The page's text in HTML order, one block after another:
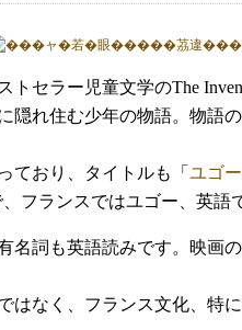
トセラー児童文学のThe
隠れ住む少年の物語。物語
ており、タイトルも「 ユゴ
フランスではユゴー、英語
名詞も英語読みです。映画
はなく、フランス文化、特